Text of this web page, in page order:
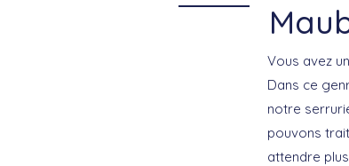
Vous avez
Dans ce
notre
pouvons
attendre